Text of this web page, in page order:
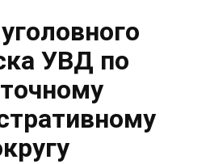
УВД по